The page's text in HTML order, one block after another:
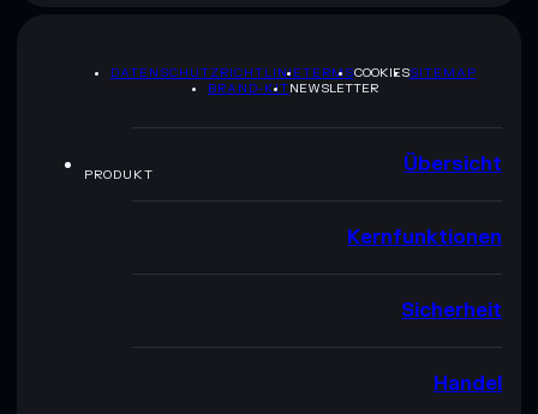
DATENSCHUTZRICHTLINIETERMSCOOKIESSITEMAP
BRAND-KITNEWSLETTER
PRODUKT Übersicht
Kernfunktionen
Sicherheit
Handel